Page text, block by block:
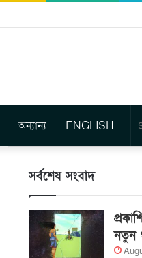
অন্যান্য ENGLISH
সর্বশেষ সংবাদ
নতুন